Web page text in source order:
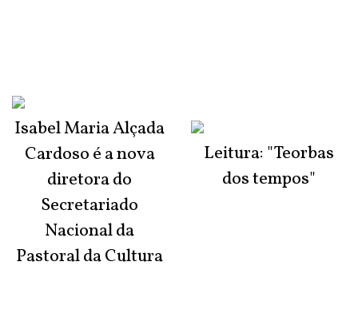
Isabel Maria Alçada
Cardoso é a nova
diretora do
Secretariado
Nacional da
Pastoral da Cultura
Leitura: "Teorbas
dos tempos"